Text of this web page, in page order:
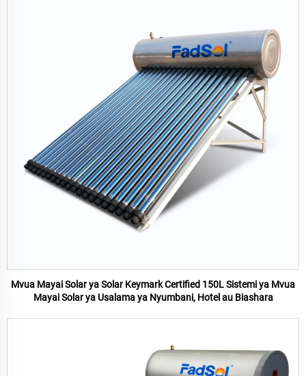
Mvua Mayai Solar ya Solar Keymark Certified 150L Sistemi ya Mvua
Mayai Solar ya Usalama ya Nyumbani, Hotel au Biashara